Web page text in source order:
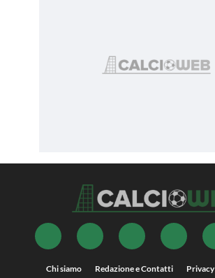
Chi siamo Redazione e Contatti Privacy